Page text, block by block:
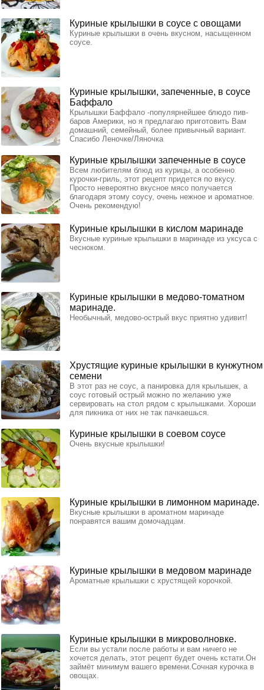
Куриные крылышки в соусе с овощами
Куриные крылышки в очень вкусном, насыщенном
соусе.
Куриные крылышки, запеченные, в соусе
Баффало
Крылышки Баффало -популярнейшее блюдо пив-
баров Америки, но я предлагаю приготовить Вам
домашний, семейный, более привычный вариант.
Спасибо Леночке/Ляночка
Куриные крылышки запеченные в соусе
Всем любителям блюд из курицы, а особенно
курочки-гриль, этот рецепт придется по вкусу.
Просто невероятно вкусное мясо получается
благодаря этому соусу, очень нежное и ароматное.
Очень рекомендую!
Куриные крылышки в кислом маринаде
Вкусные куриные крылышки в маринаде из уксуса с
чесноком.
Куриные крылышки в медово-томатном
маринаде.
Необычный, медово-острый вкус приятно удивит!
Хрустящие куриные крылышки в кунжутном
семени
В этот раз не соус, а панировка для крылышек, а
соус готовый острый можно по желанию уже
сервировать на стол рядом с крылышками. Хороши
для пикника от них не так пачкаешься.
Куриные крылышки в соевом соусе
Очень вкусные крылышки!
Куриные крылышки в лимонном маринаде.
Вкусные крылышки в ароматном маринаде
понравятся вашим домочадцам.
Куриные крылышки в медовом маринаде
Ароматные крылышки с хрустящей корочкой.
Куриные крылышки в микроволновке.
Если вы устали после работы и вам ничего не
хочется делать, этот рецепт будет очень кстати.Он
займёт минимум вашего времени.Сочная курочка в
овощах.